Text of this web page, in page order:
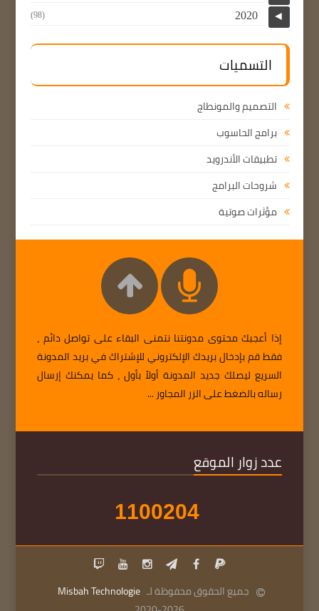
◄
2020
(98)
التسميات
التصميم والمونطاج
برامج الحاسوب
تطبيقات الأندرويد
شروحات البرامج
مؤثرات صوتية
إذا أعجبك محتوى مدونتنا نتمنى البقاء على تواصل دائم ،
فقط قم بإدخال بريدك الإلكتروني للإشتراك في بريد المدونة
السريع ليصلك جديد المدونة أولاً بأول ، كما يمكنك إرسال
رساله بالضغط على الزر المجاور ...
عدد زوار الموقع
1100204
جميع الحقوق محفوظة لـ Misbah Technologie